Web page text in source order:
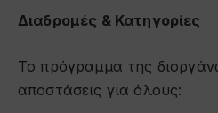
Διαδρομές & Κατηγορίες
Το πρόγραμμα της
αποστάσεις για όλους: